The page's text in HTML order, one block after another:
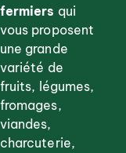
fermiers qui
vous proposent
une grande
variété de
fruits, légumes,
fromages,
viandes,
charcuterie,